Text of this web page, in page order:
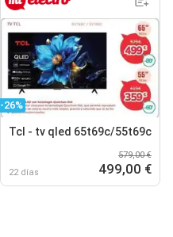
-26%
Tcl - tv qled 65t69c/55t69c
22 días
579,00 €
499,00 €